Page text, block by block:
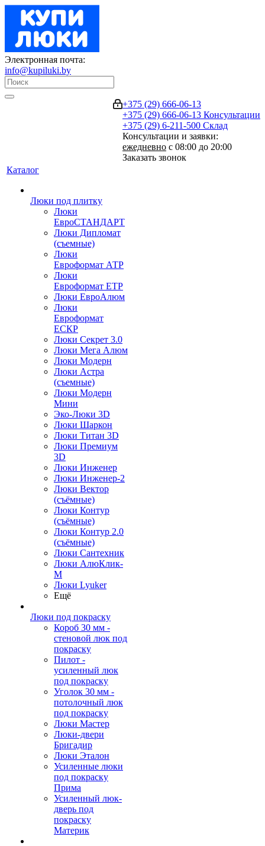
Электронная почта:
info@kupiluki.by
+375 (29) 666-06-13
+375 (29) 666-06-13 Консультации
+375 (29) 6-211-500 Склад
Консультации и заявки:
ежедневно с 08:00 до 20:00
Заказать звонок
Каталог
Люки под плитку
Люки
ЕвроСТАНДАРТ
Люки Дипломат
(съемные)
Люки
Евроформат АТР
Люки
Евроформат ЕТР
Люки ЕвроАлюм
Люки
Евроформат
ЕСКР
Люки Секрет 3.0
Люки Мега Алюм
Люки Модерн
Люки Астра
(съемные)
Люки Модерн
Мини
Эко-Люки 3D
Люки Шаркон
Люки Титан 3D
Люки Премиум
3D
Люки Инженер
Люки Инженер-2
Люки Вектор
(съёмные)
Люки Контур
(съёмные)
Люки Контур 2.0
(съёмные)
Люки Сантехник
Люки АлюКлик-
М
Люки Lyuker
Ещё
Люки под покраску
Короб 30 мм -
стеновой люк под
покраску
Пилот -
усиленный люк
под покраску
Уголок 30 мм -
потолочный люк
под покраску
Люки Мастер
Люки-двери
Бригадир
Люки Эталон
Усиленные люки
под покраску
Прима
Усиленный люк-
дверь под
покраску
Материк